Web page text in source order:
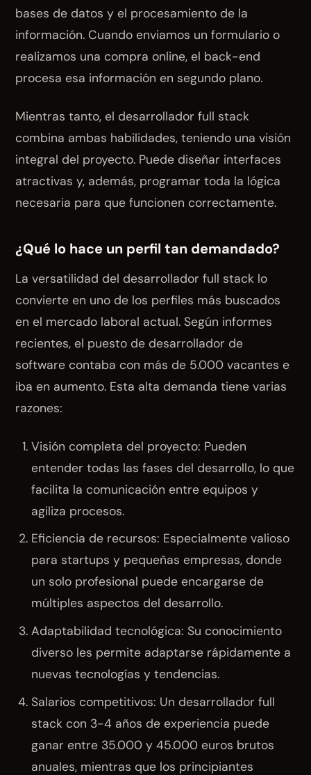
bases de datos y el procesamiento de la
información. Cuando enviamos un formulario o
realizamos una compra online, el back-end
procesa esa información en segundo plano.
Mientras tanto, el desarrollador full stack
combina ambas habilidades, teniendo una visión
integral del proyecto. Puede diseñar interfaces
atractivas y, además, programar toda la lógica
necesaria para que funcionen correctamente.
¿Qué lo hace un perfil tan demandado?
La versatilidad del desarrollador full stack lo
convierte en uno de los perfiles más buscados
en el mercado laboral actual. Según informes
recientes, el puesto de desarrollador de
software contaba con más de 5.000 vacantes e
iba en aumento. Esta alta demanda tiene varias
razones:
Visión completa del proyecto: Pueden
entender todas las fases del desarrollo, lo que
facilita la comunicación entre equipos y
agiliza procesos.
Eficiencia de recursos: Especialmente valioso
para startups y pequeñas empresas, donde
un solo profesional puede encargarse de
múltiples aspectos del desarrollo.
Adaptabilidad tecnológica: Su conocimiento
diverso les permite adaptarse rápidamente a
nuevas tecnologías y tendencias.
Salarios competitivos: Un desarrollador full
stack con 3-4 años de experiencia puede
ganar entre 35.000 y 45.000 euros brutos
anuales, mientras que los principiantes